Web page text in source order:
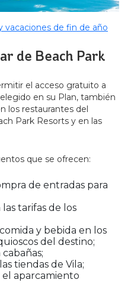
vacaciones de fin de año
de Beach Park
el acceso gratuito a
en su Plan, también
los restaurantes del
Park Resorts y en las
que se ofrecen:
de entradas para
tarifas de los
y bebida en los
del destino;
tiendas de Vila;
aparcamiento